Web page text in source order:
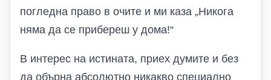
погледна право в очите и ми каза „Никога
няма да се прибереш у дома!“
В интерес на истината, приех думите и без
да обърна абсолютно никакво специално